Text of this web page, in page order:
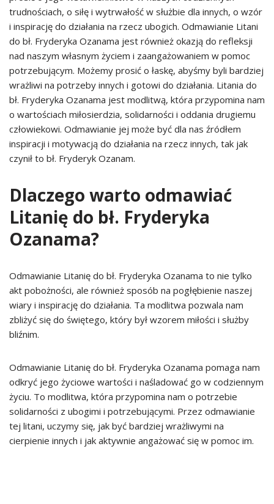
trudnościach, o siłę i wytrwałość w służbie dla innych, o wzór
i inspirację do działania na rzecz ubogich. Odmawianie Litani
do bł. Fryderyka Ozanama jest również okazją do refleksji
nad naszym własnym życiem i zaangażowaniem w pomoc
potrzebującym. Możemy prosić o łaskę, abyśmy byli bardziej
wrażliwi na potrzeby innych i gotowi do działania. Litania do
bł. Fryderyka Ozanama jest modlitwą, która przypomina nam
o wartościach miłosierdzia, solidarności i oddania drugiemu
człowiekowi. Odmawianie jej może być dla nas źródłem
inspiracji i motywacją do działania na rzecz innych, tak jak
czynił to bł. Fryderyk Ozanam.
Dlaczego warto odmawiać
Litanię do bł. Fryderyka
Ozanama?
Odmawianie Litanię do bł. Fryderyka Ozanama to nie tylko
akt pobożności, ale również sposób na pogłębienie naszej
wiary i inspirację do działania. Ta modlitwa pozwala nam
zbliżyć się do świętego, który był wzorem miłości i służby
bliźnim.
Odmawianie Litanię do bł. Fryderyka Ozanama pomaga nam
odkryć jego życiowe wartości i naśladować go w codziennym
życiu. To modlitwa, która przypomina nam o potrzebie
solidarności z ubogimi i potrzebującymi. Przez odmawianie
tej litani, uczymy się, jak być bardziej wrażliwymi na
cierpienie innych i jak aktywnie angażować się w pomoc im.